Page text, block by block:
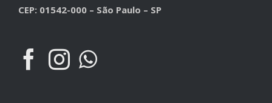
CEP: 01542-000 – São Paulo – SP